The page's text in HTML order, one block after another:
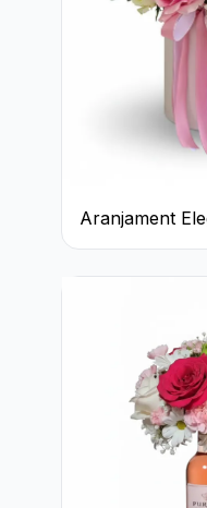
Aranjament
Cutie Roz cu